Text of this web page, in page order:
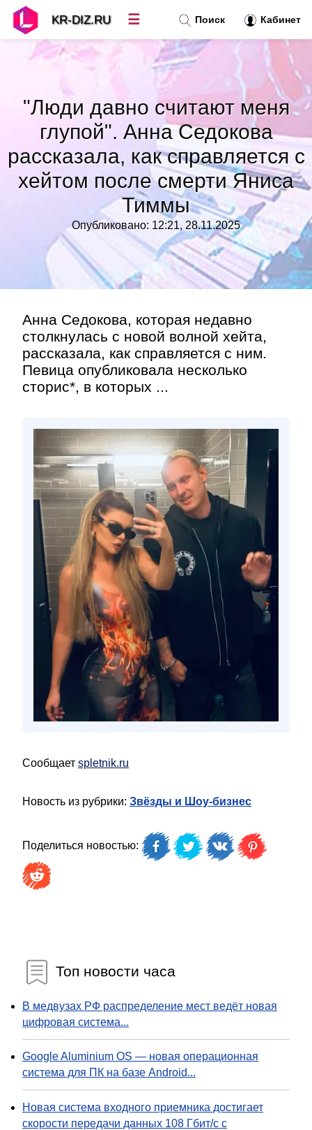
"Люди давно считают меня
глупой". Анна Седокова
рассказала, как справляется с
хейтом после смерти Яниса
Тиммы
Опубликовано: 12:21, 28.11.2025
Анна Седокова, которая недавно
столкнулась с новой волной хейта,
рассказала, как справляется с ним.
Певица опубликовала несколько
сторис*, в которых ...
Сообщает spletnik.ru
Новость из рубрики: Звёзды и Шоу-бизнес
Поделиться новостью:
Топ новости часа
В медвузах РФ распределение мест ведёт новая
цифровая система...
Google Aluminium OS — новая операционная
система для ПК на базе Android...
Новая система входного приемника достигает
скорости передачи данных 108 Гбит/с с
Поиск Кабинет
KR-DIZ.RU ☰
Топ новостей»
Рубрики»
Контакт»